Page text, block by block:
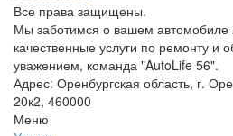
Все права защищены.
Мы заботимся о вашем автомобиле
качественные услуги по ремонту и
уважением, команда "AutoLife 56".
Адрес: Оренбургская область, г.
20к2, 460000
Меню